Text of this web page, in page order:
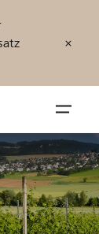
öffnen